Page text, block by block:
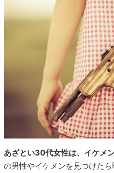
あざとい30代女性は、イケメン
の男性やイケメンを見つけた